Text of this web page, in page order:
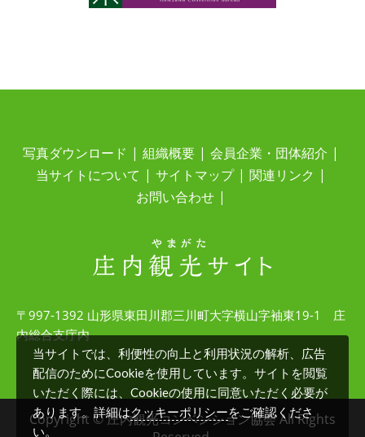
写真ダウンロード 組織概要
会員企業・団体紹介
当サイトについて
サイトマップ
関連リンク
お問い合わせ
〒997-1392 山形県東田川郡三川町大字横山字袖東19-1 庄
内総合支庁内
Copyright © 庄内観光コンベンション協会 All Rights
当サイトでは、利便性の向上と利用状況の解析、広告
配信のためにCookieを使用しています。サイトを閲覧
いただく際には、Cookieの使用に同意いただく必要が
あります。詳細はクッキーポリシーをご確認くださ
い。